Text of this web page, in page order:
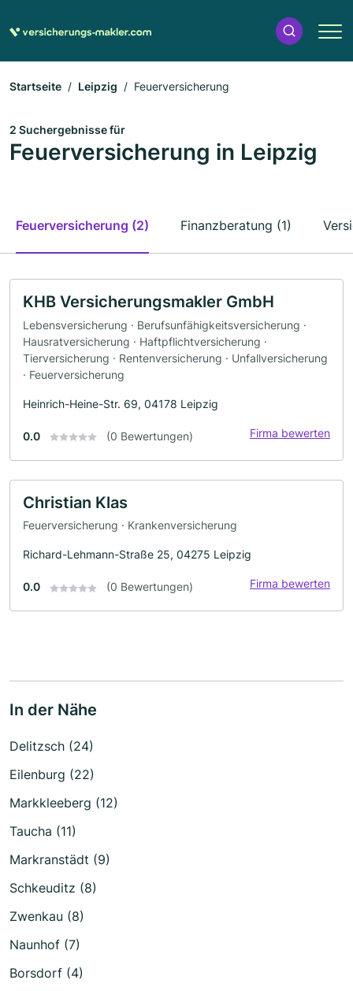
Startseite Leipzig Feuerversicherung
2 Suchergebnisse für
Feuerversicherung in Leipzig
Feuerversicherung (2) Finanzberatung (1)
KHB Versicherungsmakler GmbH
Lebensversicherung · Berufsunfähigkeitsversicherung ·
Hausratversicherung · Haftpflichtversicherung ·
Tierversicherung · Rentenversicherung · Unfallversicherung
· Feuerversicherung
Heinrich-Heine-Str. 69, 04178 Leipzig
0.0 (0 Bewertungen) Firma bewerten
Christian Klas
Feuerversicherung · Krankenversicherung
Richard-Lehmann-Straße 25, 04275 Leipzig
0.0 (0 Bewertungen) Firma bewerten
In der Nähe
Delitzsch (24)
Eilenburg (22)
Markkleeberg (12)
Taucha (11)
Markranstädt (9)
Schkeuditz (8)
Zwenkau (8)
Naunhof (7)
Borsdorf (4)